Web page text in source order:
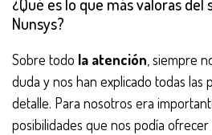
¿Qué es lo que más valoras
Nunsys?
Sobre todo la atención , siempre
duda y nos han explicado todas las
detalle. Para nosotros era
posibilidades que nos podía ofrecer